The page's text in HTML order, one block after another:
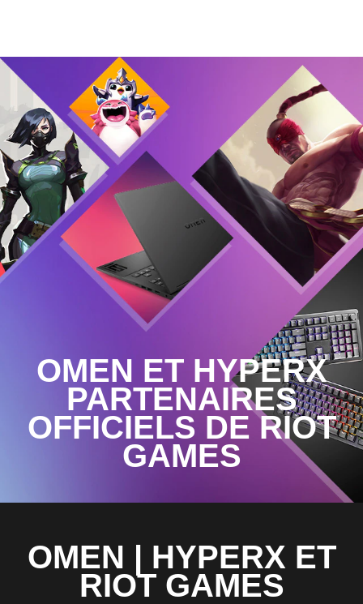
OMEN ET HYPERX
PARTENAIRES
OFFICIELS DE RIOT
GAMES
OMEN | HYPERX ET
RIOT GAMES